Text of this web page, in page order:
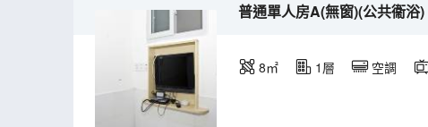
普通單人房A(無窗)(公共衞浴)
8㎡ 1層 空調